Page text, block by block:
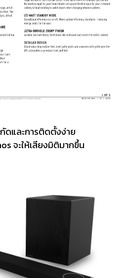
ดและการติดตั้งง่าย
จะให้เสียงมิติมากขึ้น